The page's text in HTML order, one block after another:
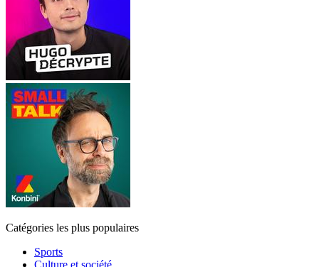
Catégories les plus populaires
Sports
Culture et société